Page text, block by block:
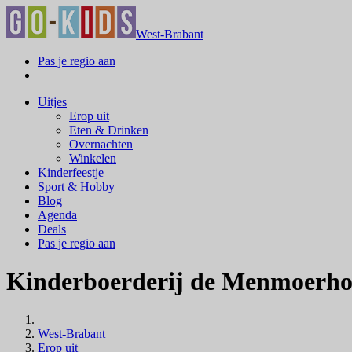
West-Brabant
Pas je regio aan
Uitjes
Erop uit
Eten & Drinken
Overnachten
Winkelen
Kinderfeestje
Sport & Hobby
Blog
Agenda
Deals
Pas je regio aan
Kinderboerderij de
West-Brabant
Erop uit